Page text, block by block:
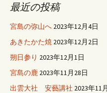
最近の投稿
宮島の弥山へ 2023年12月4日
あきたかた焼 2023年12月2日
朔日参り 2023年12月1日
宮島の鹿 2023年11月28日
出雲大社 安藝講社 2023年11